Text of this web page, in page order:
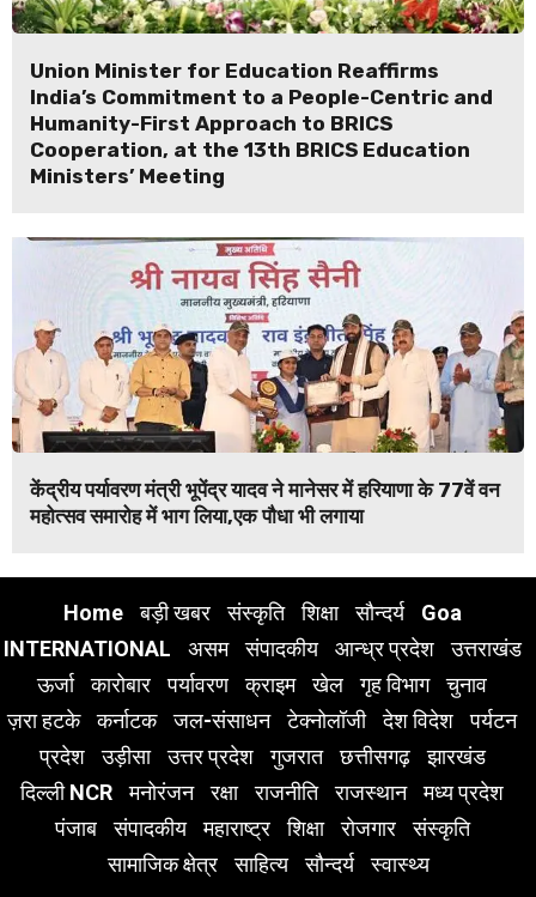
Union Minister for Education Reaffirms
India’s Commitment to a People-Centric and
Humanity-First Approach to BRICS
Cooperation, at the 13th BRICS Education
Ministers’ Meeting
केंद्रीय पर्यावरण मंत्री भूपेंद्र यादव ने मानेसर में हरियाणा के 77वें वन
महोत्सव समारोह में भाग लिया,एक पौधा भी लगाया
Home बड़ी खबर संस्कृति शिक्षा सौन्दर्य
Goa
INTERNATIONAL
असम संपादकीय आन्ध्र प्रदेश
उत्तराखंड
ऊर्जा
कारोबार पर्यावरण क्राइम खेल गृह विभाग
चुनाव
ज़रा हटके
कर्नाटक जल-संसाधन टेक्नोलॉजी देश विदेश
पर्यटन
प्रदेश
उड़ीसा उत्तर प्रदेश गुजरात छत्तीसगढ़
झारखंड
दिल्ली NCR
मनोरंजन रक्षा राजनीति राजस्थान
मध्य प्रदेश
पंजाब
संपादकीय महाराष्ट्र शिक्षा रोजगार
संस्कृति
सामाजिक क्षेत्र
साहित्य सौन्दर्य स्वास्थ्य